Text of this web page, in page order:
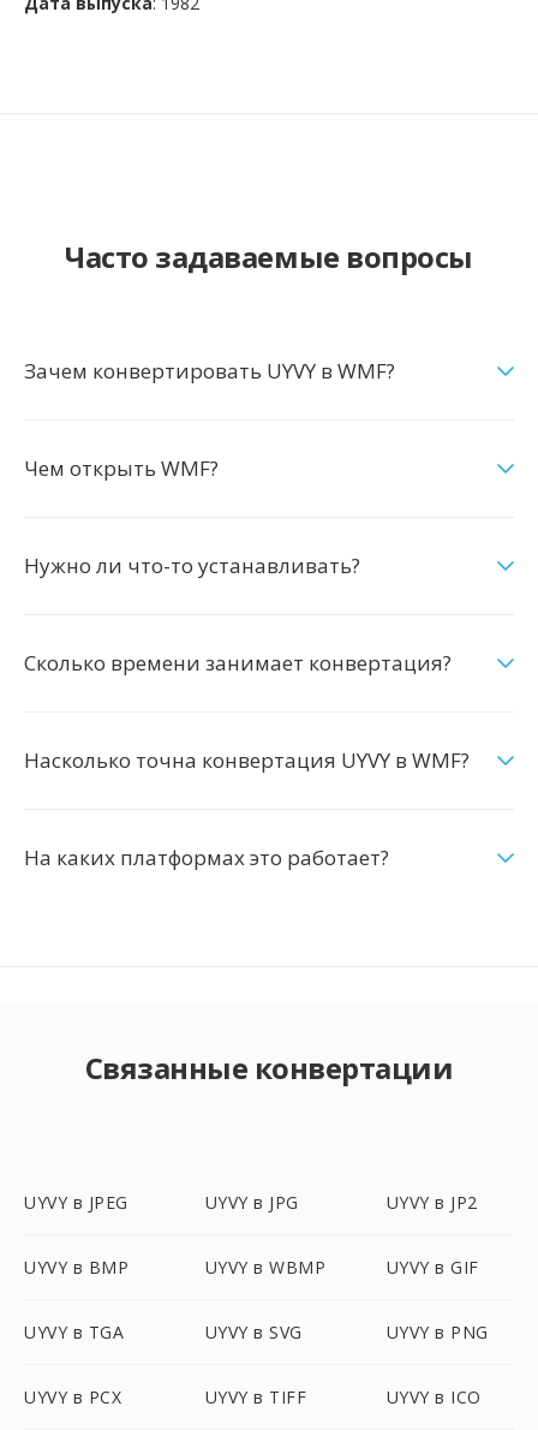
Часто задаваемые вопросы
Зачем конвертировать UYVY в WMF?
Чем открыть WMF?
Нужно ли что-то устанавливать?
Сколько времени занимает конвертация?
Насколько точна конвертация UYVY в WMF?
На каких платформах это работает?
Связанные конвертации
UYVY в JPEG UYVY в JPG UYVY в JP2
UYVY в BMP UYVY в WBMP UYVY в GIF
UYVY в TGA UYVY в SVG UYVY в PNG
UYVY в PCX UYVY в TIFF UYVY в ICO